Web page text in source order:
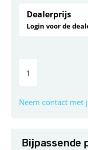
Dealerprijs
Login voor de
Neem contact met
Bijpassende